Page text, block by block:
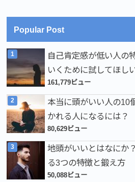
Popular Post
自己肯定感が低い人の
いくために試してほし
161,779ビュー
本当に頭がいい人の10
かれる人になるには？
80,629ビュー
地頭がいいとはなにか
る3つの特徴と鍛え方
50,088ビュー